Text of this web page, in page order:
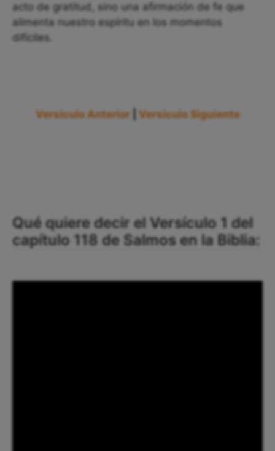
acto de gratitud, sino una afirmación de fe que
alimenta nuestro espíritu en los momentos
difíciles.
Versículo Anterior Versículo Siguiente
Qué quiere decir el Versículo 1 del
capítulo 118 de Salmos en la Biblia: